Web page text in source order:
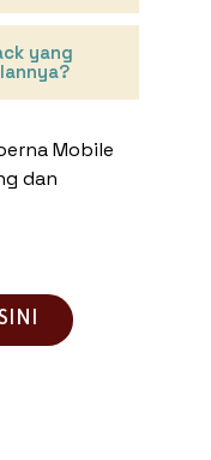
yang
Mobile
dan